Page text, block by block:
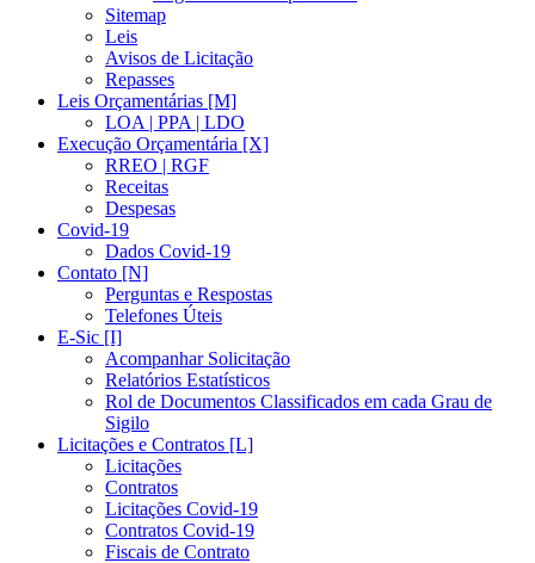
Sitemap
Leis
Avisos de Licitação
Repasses
Leis Orçamentárias [M]
LOA | PPA | LDO
Execução Orçamentária [X]
RREO | RGF
Receitas
Despesas
Covid-19
Dados Covid-19
Contato [N]
Perguntas e Respostas
Telefones Úteis
E-Sic [I]
Acompanhar Solicitação
Relatórios Estatísticos
Rol de Documentos Classificados em cada Grau de
Sigilo
Licitações e Contratos [L]
Licitações
Contratos
Licitações Covid-19
Contratos Covid-19
Fiscais de Contrato